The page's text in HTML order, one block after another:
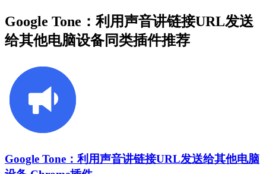
Google Tone：利用声音讲链接URL发送
给其他电脑设备同类插件推荐
Google Tone：利用声音讲链接URL发送给其他电脑